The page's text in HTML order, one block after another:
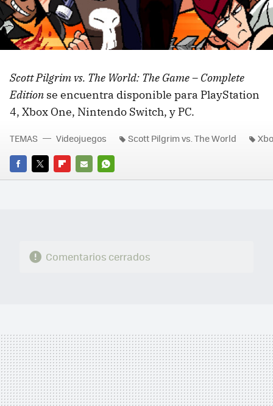
Scott Pilgrim vs. The World: The Game – Complete
Edition se encuentra disponible para PlayStation
4, Xbox One, Nintendo Switch, y PC.
FACEBOOK
TWITTERFLIPBOARD
E-
WHATSAPP
TEMAS Videojuegos Scott Pilgrim vs. The World
Comentarios cerrados